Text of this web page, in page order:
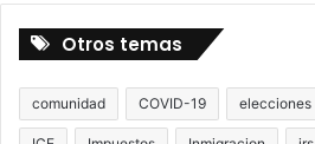
Otros temas
comunidad COVID-19 elecciones